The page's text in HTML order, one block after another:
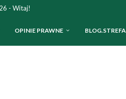
- Witaj!
OPINIE PRAWNE BLOG.STREFA